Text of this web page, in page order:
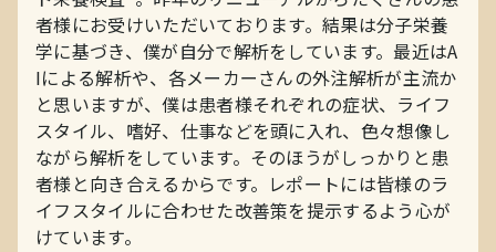
者様にお受けいただいております。結果は分子栄養
学に基づき、僕が自分で解析をしています。最近はA
Iによる解析や、各メーカーさんの外注解析が主流か
と思いますが、僕は患者様それぞれの症状、ライフ
スタイル、嗜好、仕事などを頭に入れ、色々想像し
ながら解析をしています。そのほうがしっかりと患
者様と向き合えるからです。レポートには皆様のラ
イフスタイルに合わせた改善策を提示するよう心が
けています。